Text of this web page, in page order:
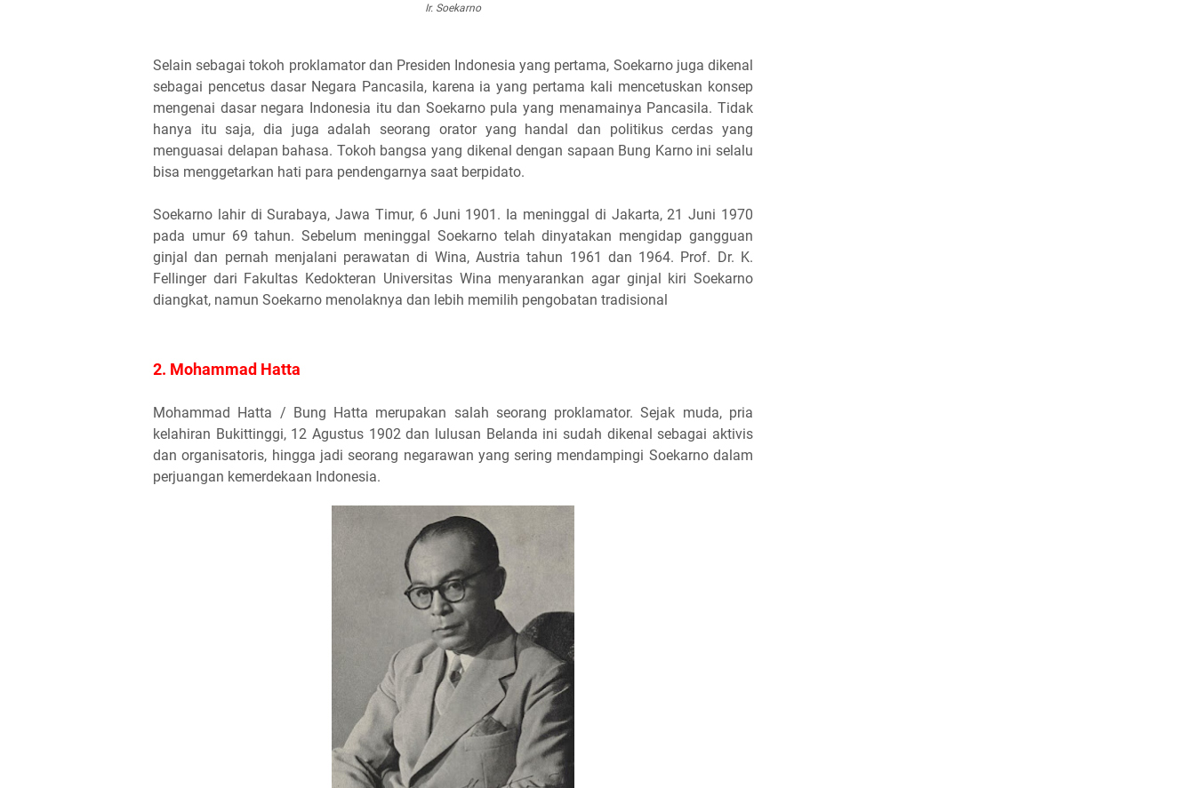
Ir. Soekarno
Selain sebagai tokoh proklamator dan Presiden Indonesia yang pertama, Soekarno juga dikenal
sebagai pencetus dasar Negara Pancasila, karena ia yang pertama kali mencetuskan konsep
mengenai dasar negara Indonesia itu dan Soekarno pula yang menamainya Pancasila. Tidak
hanya itu saja, dia juga adalah seorang orator yang handal dan politikus cerdas yang
menguasai delapan bahasa. Tokoh bangsa yang dikenal dengan sapaan Bung Karno ini selalu
bisa menggetarkan hati para pendengarnya saat berpidato.
Soekarno lahir di Surabaya, Jawa Timur, 6 Juni 1901. Ia meninggal di Jakarta, 21 Juni 1970
pada umur 69 tahun. Sebelum meninggal Soekarno telah dinyatakan mengidap gangguan
ginjal dan pernah menjalani perawatan di Wina, Austria tahun 1961 dan 1964. Prof. Dr. K.
Fellinger dari Fakultas Kedokteran Universitas Wina menyarankan agar ginjal kiri Soekarno
diangkat, namun Soekarno menolaknya dan lebih memilih pengobatan tradisional
2. Mohammad Hatta
Mohammad Hatta / Bung Hatta merupakan salah seorang proklamator. Sejak muda, pria
kelahiran Bukittinggi, 12 Agustus 1902 dan lulusan Belanda ini sudah dikenal sebagai aktivis
dan organisatoris, hingga jadi seorang negarawan yang sering mendampingi Soekarno dalam
perjuangan kemerdekaan Indonesia.